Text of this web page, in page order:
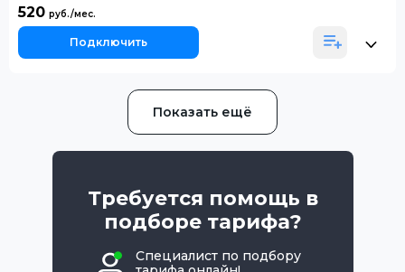
520
Подключить
Показать ещё
Требуется помощь в
подборе тарифа?
Специалист по подбору